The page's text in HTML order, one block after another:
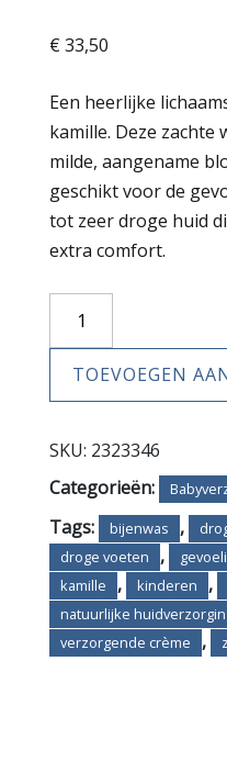
gebaseerd
€ 33,50
Een heerlijke
kamille. Deze zachte
milde, aangename
geschikt voor de
tot zeer droge huid
extra comfort.
aantal
TOEVOEGEN
SKU: 2323346
Categorieën:
Tags: bijenwas ,
droge voeten ,
kamille , kinderen ,
natuurlijke
verzorgende crème ,